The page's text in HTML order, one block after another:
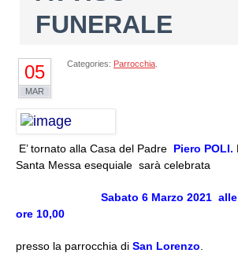
FUNERALE
05
MAR
Categories: Parrocchia
E’ tornato alla Casa del Padre Piero POLI.
Santa Messa esequiale sarà celebrata
Sabato 6 Marzo 2021 alle
ore 10,00
presso la parrocchia di San Lorenzo